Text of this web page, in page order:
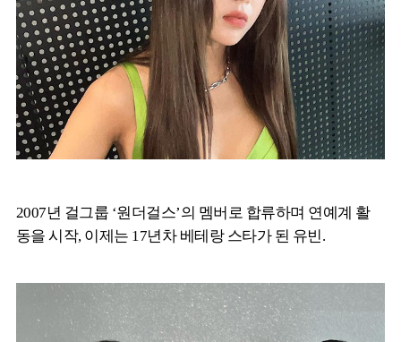
2007년 걸그룹 ‘원더걸스’의 멤버로 합류하며 연예계 활
동을 시작, 이제는 17년차 베테랑 스타가 된 유빈.